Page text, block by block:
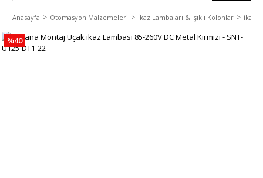
Anasayfa Otomasyon Malzemeleri İkaz Lambaları & Işıklı Kolonlar ikaz
%40